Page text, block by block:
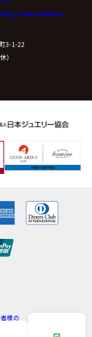
Kobe Kamine
3-1-22
）
様の